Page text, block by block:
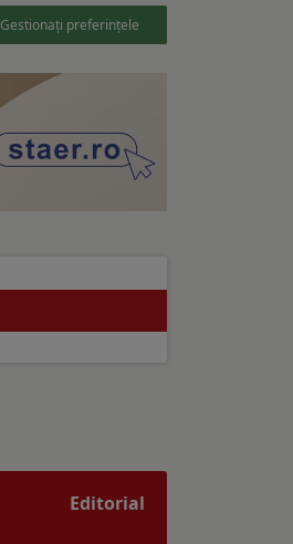
Gestionați preferințele
Editorial